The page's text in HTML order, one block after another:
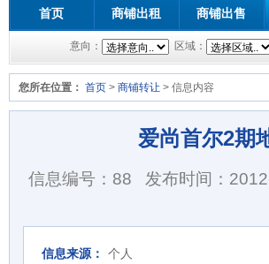
首页 商铺出租 商铺出售
意向： 区域：
您所在位置： 首页 > 商铺转让 > 信息内容
爱尚首尔2期
信息编号：88
发布时间：
信息来源： 个人